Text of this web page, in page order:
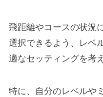
飛距離やコースの状況
選択できるよう、レベ
適なセッティングを考
特に、自分のレベルや